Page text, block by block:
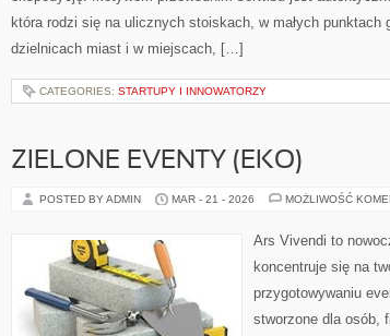
która rodzi się na ulicznych stoiskach, w małych punktach
dzielnicach miast i w miejscach, […]
CATEGORIES: STARTUPY I INNOWATORZY
ZIELONE EVENTY (EKO)
POSTED BY ADMIN MAR - 21 - 2026 MOŻLIWOŚĆ
Ars Vivendi to
koncentruje się na
przygotowywaniu
stworzone dla osób,